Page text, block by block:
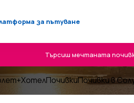
за пътуване
Търсиш мечтаната
ПочивкиПочивки в